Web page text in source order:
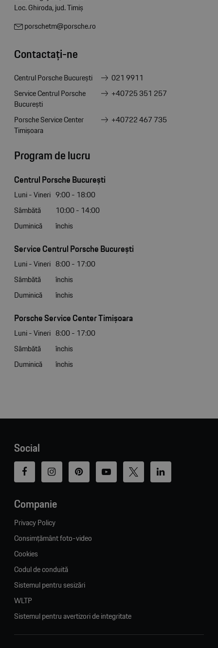
Loc. Ghiroda, jud. Timiș
porschetm@porsche.ro
Contactați-ne
Centrul Porsche București
021 9911
Service Centrul Porsche
București
+40725 351 257
Porsche Service Center
Timișoara
+40722 467 735
Program de lucru
Centrul Porsche București
Luni - Vineri 9:00 - 18:00
Sâmbătă
10:00 - 14:00
Duminică
închis
Service Centrul Porsche București
Luni - Vineri 8:00 - 17:00
Sâmbătă
închis
Duminică
închis
Porsche Service Center Timișoara
Luni - Vineri 8:00 - 17:00
Sâmbătă
închis
Duminică
închis
Social
Companie
Privacy Policy
Consimțământ foto-video
Cookies
Codul de conduită
Sistemul pentru sesizări
WLTP
Sistemul pentru avertizori de integritate